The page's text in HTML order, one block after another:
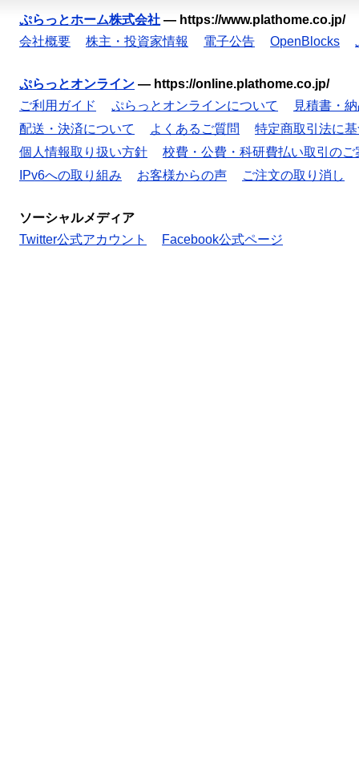
ぷらっとホーム株式会社 — https://www.plathome.co.jp/
会社概要
株主・投資家情報 電子公告 OpenBlocks
ぷらっとオンライン — https://online.plathome.co.jp/
ご利用ガイド
ぷらっとオンラインについて
見積書・
配送・決済について
よくあるご質問
特定商取引法に
個人情報取り扱い方針
校費・公費・科研費払い取引のご
IPv6への取り組み
お客様からの声 ご注文の取り消し
ソーシャルメディア
Twitter公式アカウント
Facebook公式ページ